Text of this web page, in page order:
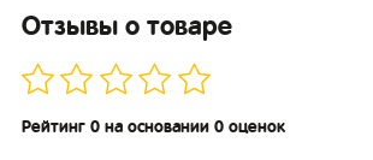
Отзывы о товаре
Рейтинг 0 на основании 0 оценок